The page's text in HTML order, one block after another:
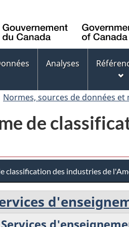
Analyses
Normes, sources de données et
de
classification des industries de
Services